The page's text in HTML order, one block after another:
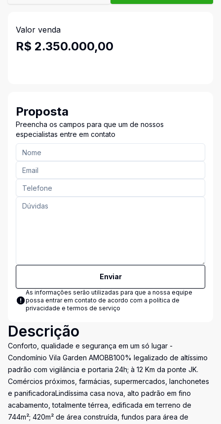
Valor venda
R$ 2.350.000,00
Proposta
Preencha os campos para que um de nossos
especialistas entre em contato
Enviar
As informações serão utilizadas para que a nossa equipe
possa entrar em contato de acordo com a política de
privacidade e termos de serviço
Descrição
Conforto, qualidade e segurança em um só lugar -
Condomínio Vila Garden AMOBB100% legalizado de altíssimo
padrão com vigilância e portaria 24h; à 12 Km da ponte JK.
Comércios próximos, farmácias, supermercados, lanchonetes
e panificadoraLindíssima casa nova, alto padrão em fino
acabamento, totalmente térrea, edificada em terreno de
744m²; 420m² de área construída, fundos para área de